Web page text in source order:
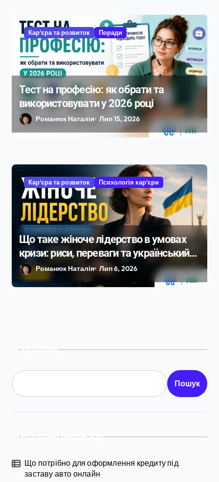
Кар’єра та розвиток Поради
Тест на професію: як обрати та
використовувати у 2026 році
Романюк Наталія Лип 15, 2026
Кар’єра та розвиток Психологія кар’єри
Що таке жіноче лідерство в умовах
кризи: риси, переваги та український
досвід у 2026 році
Романюк Наталія Лип 6, 2026
Пошук
Пошук
Останні публікації
Що потрібно для оформлення кредиту під
заставу авто онлайн